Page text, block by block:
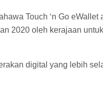
Touch ‘n Go eWallet
2020 oleh kerajaan untuk
digital yang lebih